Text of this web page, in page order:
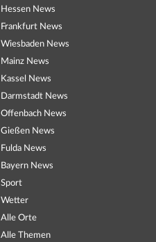
Hessen News
Frankfurt News
Wiesbaden News
Mainz News
Kassel News
Darmstadt News
Offenbach News
Gießen News
Fulda News
Bayern News
Sport
Wetter
Alle Orte
Alle Themen